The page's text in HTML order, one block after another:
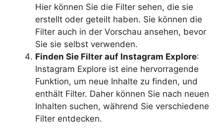
Hier können Sie die Filter sehen, die sie
erstellt oder geteilt haben. Sie können die
Filter auch in der Vorschau ansehen, bevor
Sie sie selbst verwenden.
Finden Sie Filter auf Instagram Explore:
Instagram Explore ist eine hervorragende
Funktion, um neue Inhalte zu finden, und
enthält Filter. Daher können Sie nach neuen
Inhalten suchen, während Sie verschiedene
Filter entdecken.